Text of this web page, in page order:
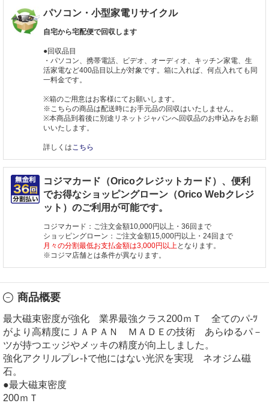
パソコン・小型家電リサイクル
自宅から宅配便で回収します
●回収品目
・パソコン、携帯電話、ビデオ、オーディオ、キッチン家電、生
活家電など400品目以上が対象です。箱に入れば、何点入れても同
一料金です。
※箱のご用意はお客様にてお願いします。
※こちらの商品は配送時にお手元品の回収はいたしません。
※本商品到着後に別途リネットジャパンへ回収品のお申込みをお願
いいたします。
詳しくはこちら
コジマカード（Oricoクレジットカード）、便利
でお得なショッピングローン（Orico Webクレジ
ット）のご利用が可能です。
コジマカード：ご注文金額10,000円以上・36回まで
ショッピングローン：ご注文金額15,000円以上・24回まで
月々の分割最低お支払金額は3,000円以上となります。
※コジマ店舗とは条件が異なります。
商品概要
最大磁束密度が強化 業界最強クラス200ｍＴ 全てのパ-ﾂ
がより高精度にＪＡＰＡＮ ＭＡＤＥの技術 あらゆるパ－
ツが持つエッジやメッキの精度が向上しました。
強化アクリルプレ-ﾄで他にはない光沢を実現 ネオジム磁
石。
●最大磁束密度
200ｍＴ